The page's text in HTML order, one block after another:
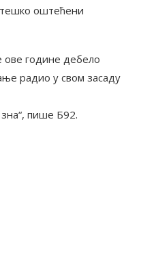
оштећени
ове године дебело
радио у свом засаду
пише Б92.